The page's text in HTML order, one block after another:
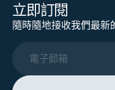
立即訂閱
隨時隨地接收我們最新
電子郵箱